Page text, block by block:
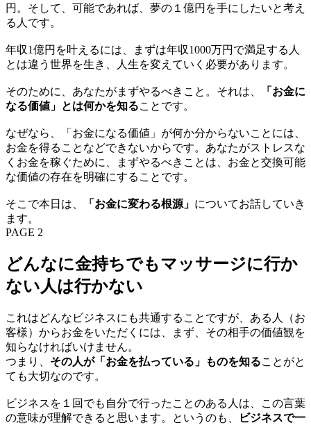
円。そして、可能であれば、夢の１億円を手にしたいと考え
る人です。
年収1億円を叶えるには、まずは年収1000万円で満足する人
とは違う世界を生き、人生を変えていく必要があります。
そのために、あなたがまずやるべきこと。それは、
「お金に
なる価値」とは何かを知ることです。
なぜなら、「お金になる価値」が何か分からないことには、
お金を得ることなどできないからです。あなたがストレスな
くお金を稼ぐために、まずやるべきことは、お金と交換可能
な価値の存在を明確にすることです。
そこで本日は、 「お金に変わる根源」 についてお話していき
ます。
PAGE 2
どんなに金持ちでもマッサージに行か
ない人は行かない
これはどんなビジネスにも共通することですが、ある人（お
客様）からお金をいただくには、まず、その相手の価値観を
知らなければいけません。
つまり、 その人が「お金を払っている」ものを知ることがと
ても大切なのです。
ビジネスを１回でも自分で行ったことのある人は、この言葉
の意味が理解できると思います。というのも、
ビジネスで一